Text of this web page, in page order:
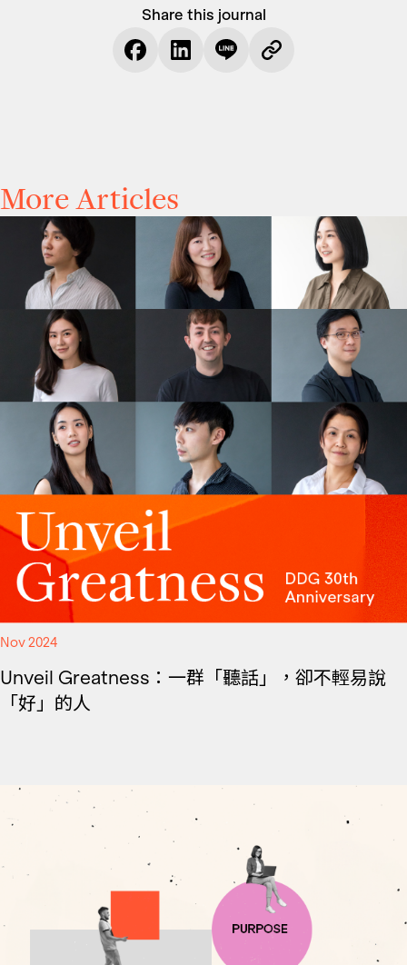
Share this journal
More Articles
Nov 2024
Unveil Greatness：一群「聽話」，卻不輕易說
「好」的人